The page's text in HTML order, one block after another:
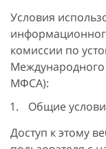
Условия
комиссии по
МФСА):
Общие
Доступ к этому